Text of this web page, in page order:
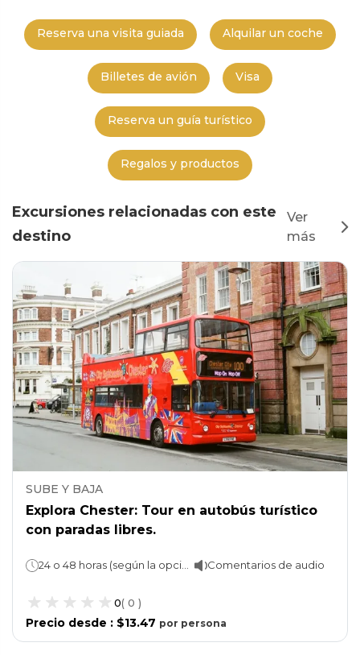
Reserva una visita guiada Alquilar un coche
Billetes de avión Visa
Reserva un guía turístico
Regalos y productos
Excursiones relacionadas con este
destino
Ver
más
SUBE Y BAJA
Explora Chester: Tour en autobús turístico
con paradas libres.
24 o 48 horas (según la opción seleccionada) Comentarios de audio
0( 0 )
Precio desde : $13.47 por persona